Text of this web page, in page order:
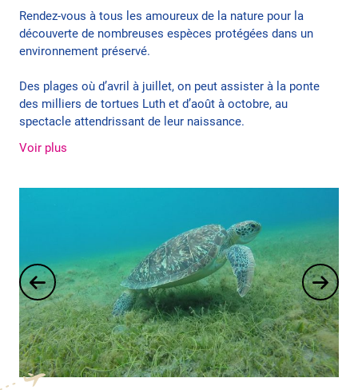
Rendez-vous à tous les amoureux de la nature pour la
découverte de nombreuses espèces protégées dans un
environnement préservé.
Des plages où d’avril à juillet, on peut assister à la ponte
des milliers de tortues Luth et d’août à octobre, au
spectacle attendrissant de leur naissance.
Voir plus